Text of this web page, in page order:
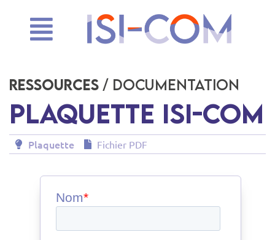
Ressources / Documentation
Plaquette ISI-COM
Plaquette Fichier PDF